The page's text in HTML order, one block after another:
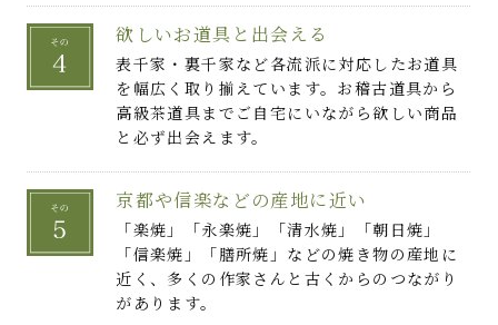
欲しいお道具と出会える
表千家・裏千家など各流派に対応したお道具
を幅広く取り揃えています。お稽古道具から
高級茶道具までご自宅にいながら欲しい商品
と必ず出会えます。
京都や信楽などの産地に近い
「楽焼」「永楽焼」「清水焼」「朝日焼」
「信楽焼」「膳所焼」などの焼き物の産地に
近く、多くの作家さんと古くからのつながり
があります。